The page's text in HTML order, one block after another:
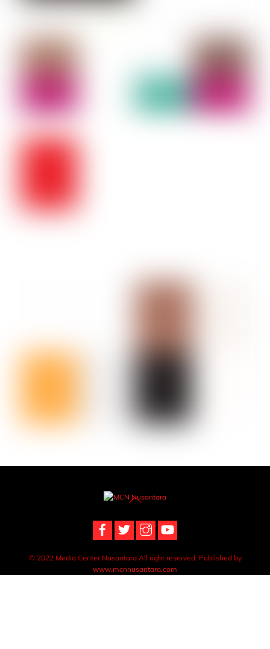
Back
© 2022 Media Center Nusantara All right reserved. Published by
www.mcnnusantara.com